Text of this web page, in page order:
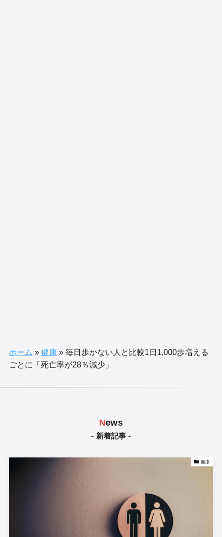
ホーム » 健康 »毎日歩かない人と比較1日1,000歩増える
ごとに「死亡率が28％減少」
News
- 新着記事 -
健康